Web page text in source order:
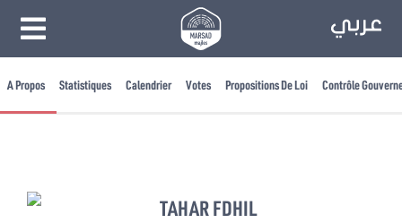
A Propos Statistiques Calendrier Votes Propositions De Loi Contrôle
TAHAR FDHIL